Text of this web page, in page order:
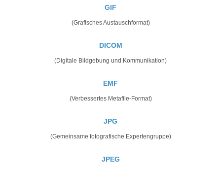
GIF
(Grafisches Austauschformat)
DICOM
(Digitale Bildgebung und Kommunikation)
EMF
(Verbessertes Metafile-Format)
JPG
(Gemeinsame fotografische Expertengruppe)
JPEG